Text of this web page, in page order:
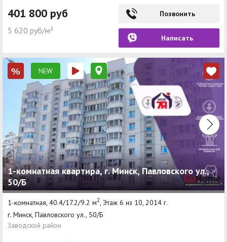
401 800 руб
5 620 руб/м²
Позвонить
Написать
% NEW
1-комнатная квартира, г. Минск, Павловского ул.,
50/Б
1-комнатная, 40.4/17.2/9.2 м2, Этаж 6 из 10, 2014 г.
г. Минск, Павловского ул., 50/Б
Заводской район